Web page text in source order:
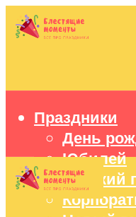
Праздники
День
Юбилей
Детский